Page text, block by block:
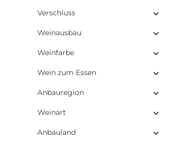
Verschluss
Weinausbau
Weinfarbe
Wein zum Essen
Anbauregion
Weinart
Anbauland